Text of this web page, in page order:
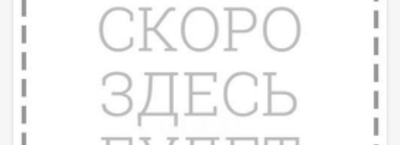
ягодные деревья и растения, газон, посадки, парковочное
место. В доме на первом этаже располагаются небольшая
кухня, и две комнаты (гостиная, спальня); на втором этаже -
одна спальня, и две зоны хранения (в подкровельном
пространстве). Отдельностоящая летняя баня одноэтажная,
оснащена подводом водоснабжения, и водоотведением. В
бане имеются помещения: предбанник, мойка, парная,
топочная, кладовая. Банная печь на дровах. Каркасный